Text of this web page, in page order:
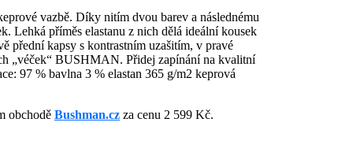
vazbě. Díky nitím dvou barev a následnému
Lehká příměs elastanu z nich dělá ideální kousek
přední kapsy s kontrastním uzašitím, v pravé
„véček“ BUSHMAN. Přidej zapínání na kvalitní
97 % bavlna 3 % elastan 365 g/m2 keprová
obchodě Bushman.cz za cenu 2 599 Kč.